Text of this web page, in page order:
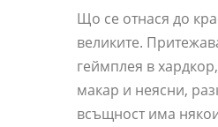
Що се отнася до
великите.
геймплея в
макар и неясни,
всъщност има